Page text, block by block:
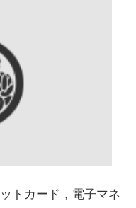
トカード，電子マネ